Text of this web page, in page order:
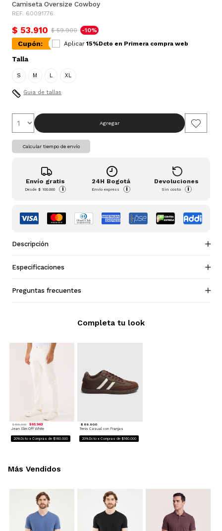
Camiseta Oversize Cowboy
REF. 60091776
$ 53.910 $ 59.900 -10%
Cupón: Aplicar 15%Dcto en Primera compra web
Talla
S M L XL
Guia de tallas
Agregar
Calcular tiempo de envío
Envío gratis
Desde$ 100.000 i
24H Bogotá
Envío express i
Devoluciones
Sin costo i
Descripción
Especificaciones
Preguntas frecuentes
$ 109.900 $ 65.940
Jean Slim Off White
20%Dcto x Compras de $160.000
$ 89.900
Tenis Casual con Franjas
20%Dcto x Compras de $160.000
Completa tu look
Más Vendidos